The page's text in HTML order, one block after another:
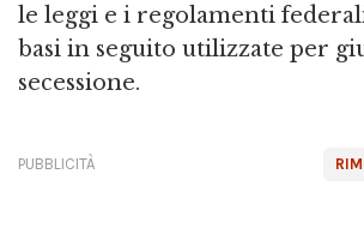
le leggi e i regolamenti
basi in seguito utilizzate per
secessione.
PUBBLICITÀ